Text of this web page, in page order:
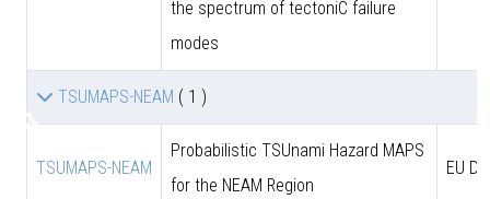
the spectrum of tectoniC failure
modes
TSUMAPS-NEAM ( 1 )
TSUMAPS-NEAM
Probabilistic TSUnami Hazard MAPS
for the NEAM Region
EU